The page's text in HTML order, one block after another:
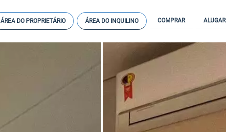
ÁREA DO PROPRIETÁRIO ÁREA DO INQUILINO COMPRAR ALUGAR